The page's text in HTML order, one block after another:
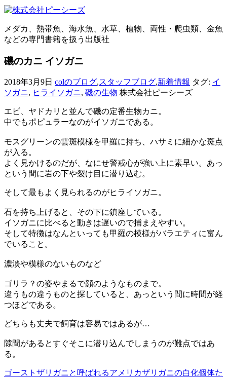
メダカ、熱帯魚、海水魚、水草、植物、両性・爬虫類、金魚
などの専門書籍を扱う出版社
磯のカニ イソガニ
2018年3月9日 colのブログ,スタッフブログ,新着情報 タグ: イ
ソガニ, ヒライソガニ, 磯の生物 株式会社ピーシーズ
エビ、ヤドカリと並んで磯の定番生物カニ。
中でもポピュラーなのがイソガニである。
モスグリーンの雲斑模様を甲羅に持ち、ハサミに細かな斑点
が入る。
よく見かけるのだが、なにせ警戒心が強い上に素早い。あっ
という間に岩の下や裂け目に潜り込む。
そして最もよく見られるのがヒライソガニ。
石を持ち上げると、その下に鎮座している。
イソガニに比べると動きは遅いので捕まえやすい。
そして特徴はなんといっても甲羅の模様がバラエティに富ん
でいること。
濃淡や模様のないものなど
ゴリラ？の姿やまるで顔のようなものまで。
違うもの違うものと探していると、あっという間に時間が経
つほどである。
どちらも丈夫で飼育は容易ではあるが…
隙間があるとすぐそこに潜り込んでしまうのが難点ではあ
る。
ゴーストザリガニと呼ばれるアメリカザリガニの白化個体た